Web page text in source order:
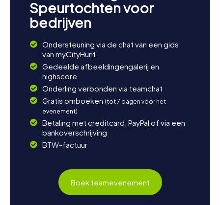
Speurtochten voor
bedrijven
Ondersteuning via de chat van een gids
van myCityHunt
Gedeelde afbeeldingengalerij en
highscore
Onderling verbonden via teamchat
Gratis omboeken (tot 7 dagen voor het
evenement)
Betaling met creditcard, PayPal of via een
bankoverschrijving
BTW-factuur
Boek teamevenement